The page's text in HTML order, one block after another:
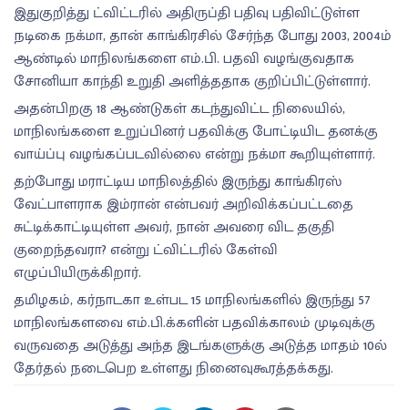
இதுகுறித்து ட்விட்டரில் அதிருப்தி பதிவு பதிவிட்டுள்ள
நடிகை நக்மா, தான் காங்கிரசில் சேர்ந்த போது 2003, 2004ம்
ஆண்டில் மாநிலங்களை எம்.பி. பதவி வழங்குவதாக
சோனியா காந்தி உறுதி அளித்ததாக குறிப்பிட்டுள்ளார்.
அதன்பிறகு 18 ஆண்டுகள் கடந்துவிட்ட நிலையில்,
மாநிலங்களை உறுப்பினர் பதவிக்கு போட்டியிட தனக்கு
வாய்ப்பு வழங்கப்படவில்லை என்று நக்மா கூறியுள்ளார்.
தற்போது மராட்டிய மாநிலத்தில் இருந்து காங்கிரஸ்
வேட்பாளராக இம்ரான் என்பவர் அறிவிக்கப்பட்டதை
சுட்டிக்காட்டியுள்ள அவர், நான் அவரை விட தகுதி
குறைந்தவரா? என்று ட்விட்டரில் கேள்வி
எழுப்பியிருக்கிறார்.
தமிழகம், கர்நாடகா உள்பட 15 மாநிலங்களில் இருந்து 57
மாநிலங்களவை எம்.பி.க்களின் பதவிக்காலம் முடிவுக்கு
வருவதை அடுத்து அந்த இடங்களுக்கு அடுத்த மாதம் 10ல்
தேர்தல் நடைபெற உள்ளது நினைவுகூரத்தக்கது.